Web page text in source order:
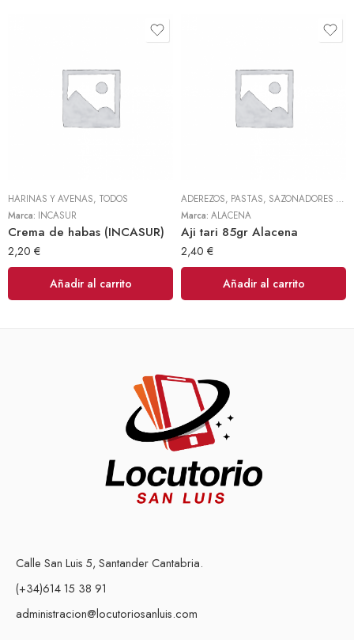
HARINAS Y AVENAS, TODOS
Marca: INCASUR
Crema de habas (INCASUR)
2,20 €
Añadir al carrito
ADEREZOS, PASTAS, SAZONADORES Y CONDIMENTOS
Marca: ALACENA
Aji tari 85gr Alacena
2,40 €
Añadir al carrito
Calle San Luis 5, Santander Cantabria.
(+34)614 15 38 91
administracion@locutoriosanluis.com